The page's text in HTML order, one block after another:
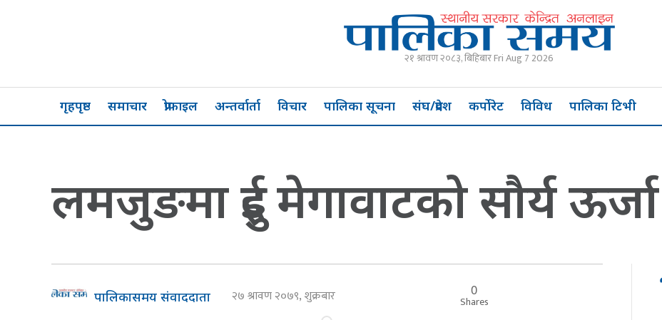
२१ श्रावण २०८३, बिहिबार Fri Aug 7 2026
गृहपृष्ठ समाचार प्रोफाइल अन्तर्वार्ता विचार पालिका सूचना संघ/प्रदेश कर्पोरेट विविध पालिका टिभी
लमजुङमा दुई मेगावाटको सौर्य
पालिकासमय संवाददाता २७ श्रावण २०७९, शुक्रबार 0
Shares